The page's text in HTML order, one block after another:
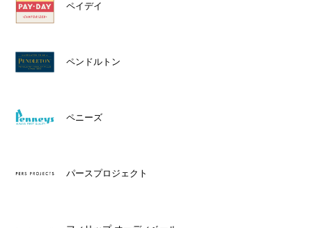
ペイデイ
ペンドルトン
ペニーズ
パースプロジェクト